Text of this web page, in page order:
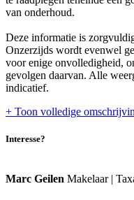
van onderhoud.
Deze informatie is
Onzerzijds wordt evenwel
voor enige onvolledigheid,
gevolgen daarvan. Alle
indicatief.
+ Toon volledige
Interesse?
Marc Geilen Makelaar |